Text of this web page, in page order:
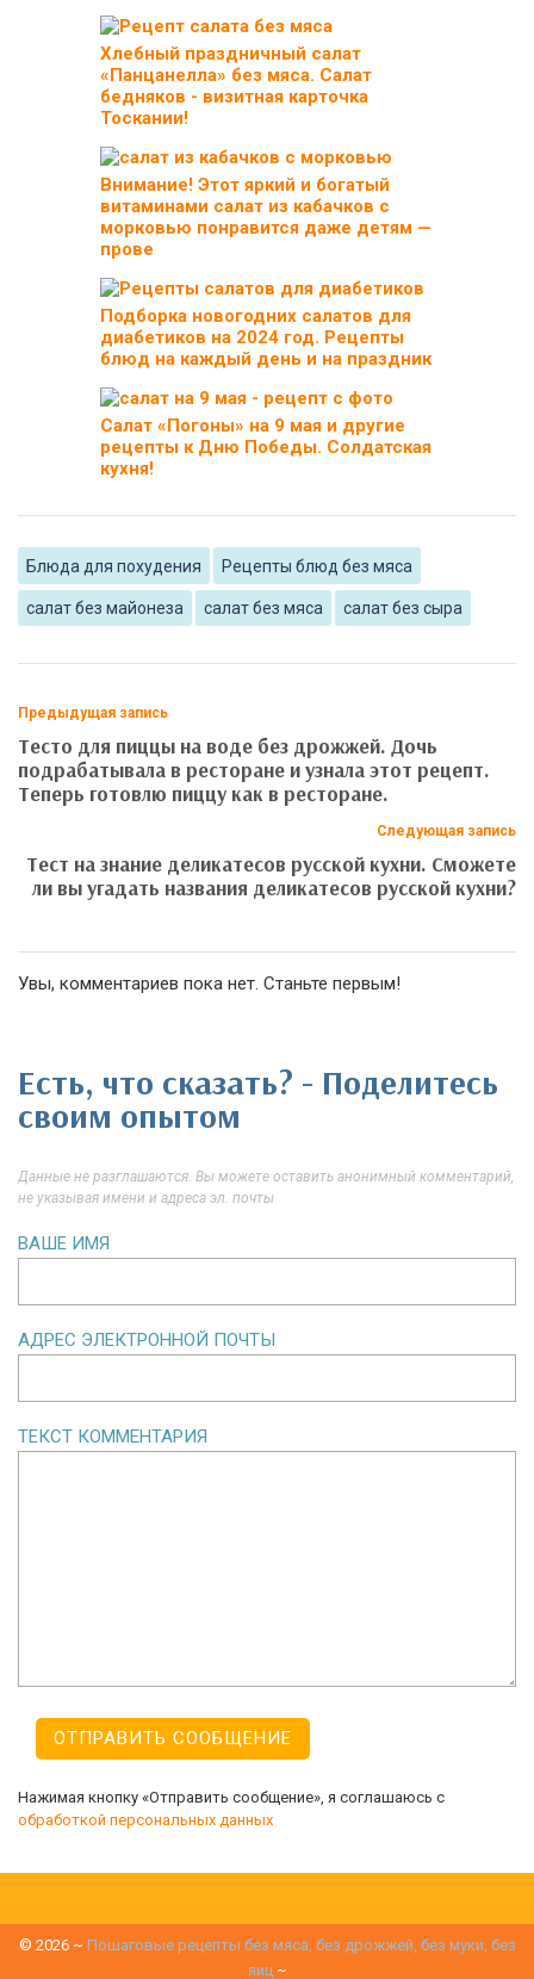
Хлебный праздничный салат
«Панцанелла» без мяса. Салат
бедняков - визитная карточка
Тоскании!
Внимание! Этот яркий и богатый
витаминами салат из кабачков с
морковью понравится даже детям —
прове
Подборка новогодних салатов для
диабетиков на 2024 год. Рецепты
блюд на каждый день и на праздник
Салат «Погоны» на 9 мая и другие
рецепты к Дню Победы. Солдатская
кухня!
Блюда для похудения Рецепты блюд без мяса
салат без майонеза салат без мяса салат без сыра
Предыдущая запись
Тесто для пиццы на воде без дрожжей. Дочь
подрабатывала в ресторане и узнала этот рецепт.
Теперь готовлю пиццу как в ресторане.
Следующая запись
Тест на знание деликатесов русской кухни. Сможете
ли вы угадать названия деликатесов русской кухни?
Увы, комментариев пока нет. Станьте первым!
Есть, что сказать? - Поделитесь
своим опытом
Данные не разглашаются. Вы можете оставить анонимный комментарий,
не указывая имени и адреса эл. почты
ВАШЕ ИМЯ
АДРЕС ЭЛЕКТРОННОЙ ПОЧТЫ
ТЕКСТ КОММЕНТАРИЯ
Нажимая кнопку «Отправить сообщение», я соглашаюсь с
обработкой персональных данных
© 2026~ Пошаговые рецепты без мяса, без дрожжей, без муки, без
яиц ~